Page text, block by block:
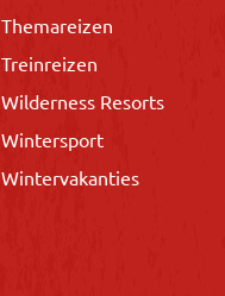
Themareizen
Treinreizen
Wilderness Resorts
Wintersport
Wintervakanties